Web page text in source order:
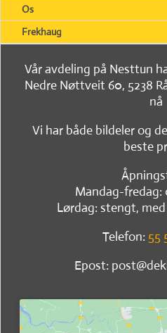
Os
Frekhaug
Vår avdeling på Nesttun
Nedre Nøttveit 60, 5238
nå
Vi har både bildeler og
beste
Mandag-fredag:
Lørdag: stengt,
Telefon: 55
Epost: